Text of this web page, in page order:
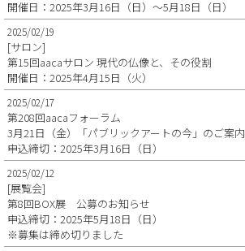
開催日：2025年3月16日（日）～5月18日（日）
2025/02/19
[サロン]
第15回aacaサロン 現代の仏像と、その役割
開催日：2025年4月15日（火）
2025/02/17
第208回aacaフォーラム
3月21日（金）「パブリックアートの今」のご案内
申込締切：2025年3月16日（日）
2025/02/12
[展覧会]
第8回BOX展 公募のお知らせ
申込締切：2025年5月18日（日）
※募集は締め切りました